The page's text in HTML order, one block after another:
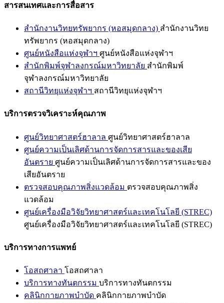
สารสนเทศและการสื่อสาร
สำนักงานวิทยทรัพยากร (หอสมุดกลาง) สำนักงานวิทย
ทรัพยากร (หอสมุดกลาง)
ศูนย์หนังสือแห่งจุฬาฯ ศูนย์หนังสือแห่งจุฬาฯ
สำนักพิมพ์จุฬาลงกรณ์มหาวิทยาลัย สำนักพิมพ์
จุฬาลงกรณ์มหาวิทยาลัย
สถานีวิทยุแห่งจุฬาฯ สถานีวิทยุแห่งจุฬาฯ
บริการตรวจวิเคราะห์คุณภาพ
ศูนย์วิทยาศาสตร์ฮาลาล ศูนย์วิทยาศาสตร์ฮาลาล
ศูนย์ความเป็นเลิศด้านการจัดการสารและของเสีย
อันตราย ศูนย์ความเป็นเลิศด้านการจัดการสารและของ
เสียอันตราย
ตรวจสอบคุณภาพสิ่งแวดล้อม ตรวจสอบคุณภาพสิ่ง
แวดล้อม
ศูนย์เครื่องมือวิจัยวิทยาศาสตร์และเทคโนโลยี (STREC)
ศูนย์เครื่องมือวิจัยวิทยาศาสตร์และเทคโนโลยี (STREC)
บริการทางการแพทย์
โอสถศาลา โอสถศาลา
บริการทางทันตกรรม บริการทางทันตกรรม
คลินิกกายภาพบำบัด คลินิกกายภาพบำบัด